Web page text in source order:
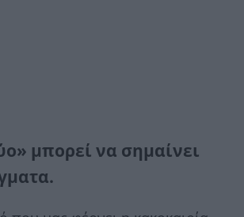
μπορεί να σημαίνει